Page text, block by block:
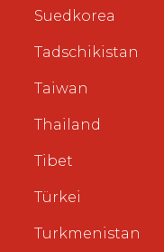
Suedkorea
Tadschikistan
Taiwan
Thailand
Tibet
Türkei
Turkmenistan